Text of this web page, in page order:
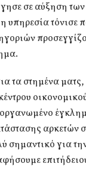
σε αύξηση των
τόνισε
τα στημένα
αρκετών
σημαντικό για